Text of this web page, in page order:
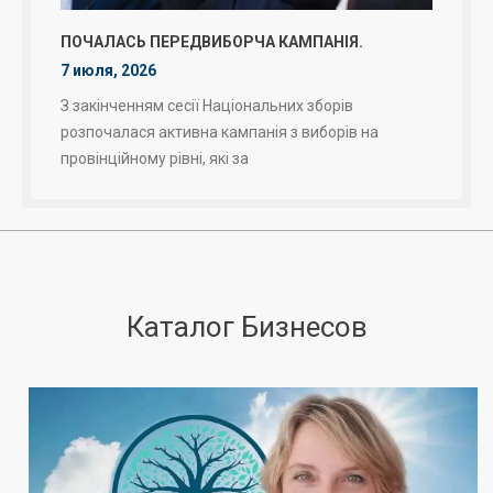
ПОЧАЛАСЬ ПЕРЕДВИБОРЧА КАМПАНІЯ.
7 июля, 2026
З закінченням сесії Національних зборів
розпочалася активна кампанія з виборів на
провінційному рівні, які за
Каталог Бизнесов